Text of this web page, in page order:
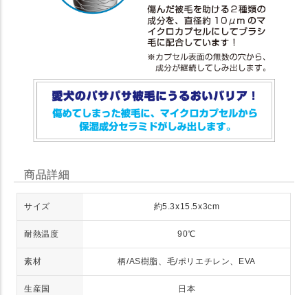
商品詳細
サイズ 約5.3x15.5x3cm
耐熱温度 90℃
素材 柄/AS樹脂、毛/ポリエチレン、EVA
生産国 日本